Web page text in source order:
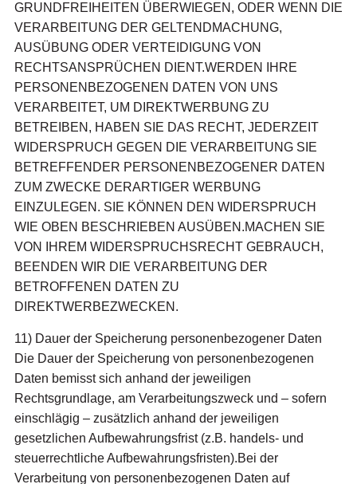
GRUNDFREIHEITEN ÜBERWIEGEN, ODER WENN DIE
VERARBEITUNG DER GELTENDMACHUNG,
AUSÜBUNG ODER VERTEIDIGUNG VON
RECHTSANSPRÜCHEN DIENT.WERDEN IHRE
PERSONENBEZOGENEN DATEN VON UNS
VERARBEITET, UM DIREKTWERBUNG ZU
BETREIBEN, HABEN SIE DAS RECHT, JEDERZEIT
WIDERSPRUCH GEGEN DIE VERARBEITUNG SIE
BETREFFENDER PERSONENBEZOGENER DATEN
ZUM ZWECKE DERARTIGER WERBUNG
EINZULEGEN. SIE KÖNNEN DEN WIDERSPRUCH
WIE OBEN BESCHRIEBEN AUSÜBEN.MACHEN SIE
VON IHREM WIDERSPRUCHSRECHT GEBRAUCH,
BEENDEN WIR DIE VERARBEITUNG DER
BETROFFENEN DATEN ZU
DIREKTWERBEZWECKEN.
11) Dauer der Speicherung personenbezogener Daten
Die Dauer der Speicherung von personenbezogenen
Daten bemisst sich anhand der jeweiligen
Rechtsgrundlage, am Verarbeitungszweck und – sofern
einschlägig – zusätzlich anhand der jeweiligen
gesetzlichen Aufbewahrungsfrist (z.B. handels- und
steuerrechtliche Aufbewahrungsfristen).Bei der
Verarbeitung von personenbezogenen Daten auf